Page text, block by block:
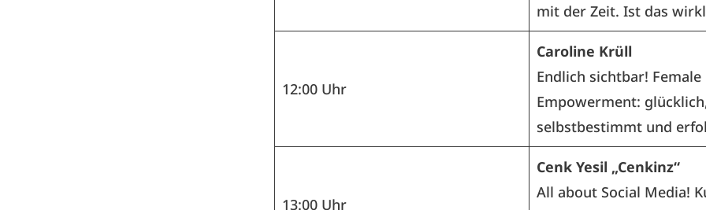
mit der Zeit. Ist das
12:00 Uhr
Caroline Krüll
Endlich sichtbar! Female
Empowerment:
selbstbestimmt und
13:00 Uhr
Cenk Yesil „Cenkinz“
All about Social Media!